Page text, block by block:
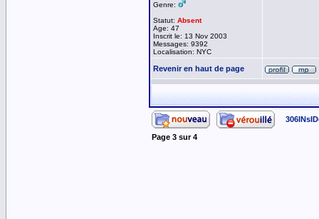
Genre:
Statut: Absent
Age: 47
Inscrit le: 13 Nov 2003
Messages: 9392
Localisation: NYC
Revenir en haut de page
Page 3 sur4